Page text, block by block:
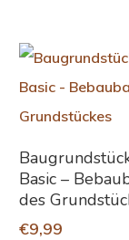
In Den
Basic –
des
€9,99